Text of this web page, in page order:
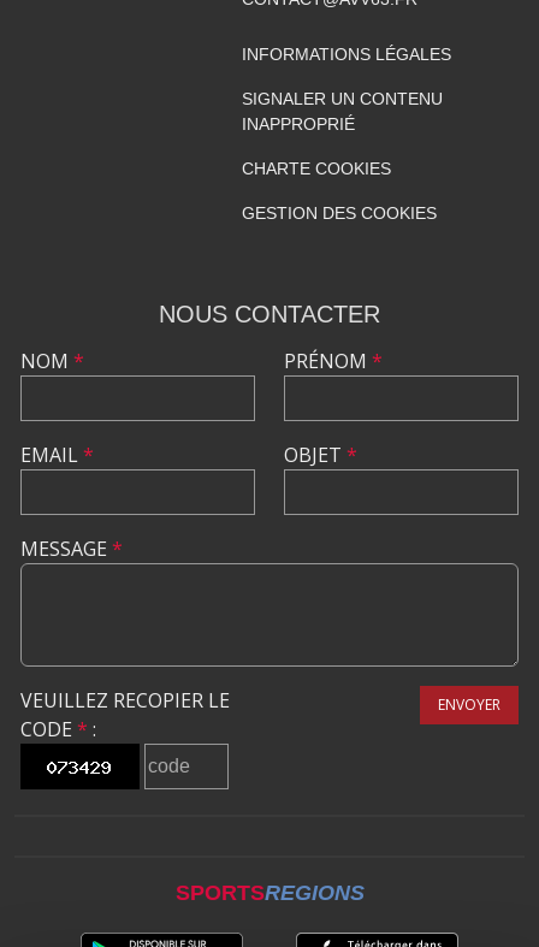
INFORMATIONS LÉGALES
SIGNALER UN CONTENU
INAPPROPRIÉ
CHARTE COOKIES
GESTION DES COOKIES
NOUS CONTACTER
NOM *
EMAIL*
PRÉNOM *
OBJET *
MESSAGE *
VEUILLEZ RECOPIER LE
CODE * :
ENVOYER
SPORTSREGIONS